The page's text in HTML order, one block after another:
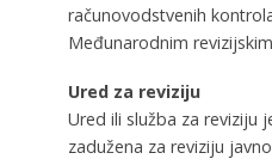
računovodstvenih
Međunarodnim
Ured za reviziju
Ured ili služba za reviziju
zadužena za reviziju